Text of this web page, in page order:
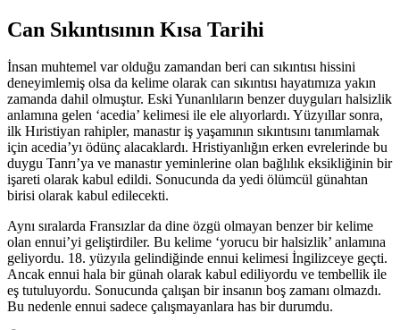
Can Sıkıntısının Kısa Tarihi
İnsan muhtemel var olduğu zamandan beri can sıkıntısı hissini
deneyimlemiş olsa da kelime olarak can sıkıntısı hayatımıza yakın
zamanda dahil olmuştur. Eski Yunanlıların benzer duyguları halsizlik
anlamına gelen ‘acedia’ kelimesi ile ele alıyorlardı. Yüzyıllar sonra,
ilk Hıristiyan rahipler, manastır iş yaşamının sıkıntısını tanımlamak
için acedia’yı ödünç alacaklardı. Hristiyanlığın erken evrelerinde bu
duygu Tanrı’ya ve manastır yeminlerine olan bağlılık eksikliğinin bir
işareti olarak kabul edildi. Sonucunda da yedi ölümcül günahtan
birisi olarak kabul edilecekti.
Aynı sıralarda Fransızlar da dine özgü olmayan benzer bir kelime
olan ennui’yi geliştirdiler. Bu kelime ‘yorucu bir halsizlik’ anlamına
geliyordu. 18. yüzyıla gelindiğinde ennui kelimesi İngilizceye geçti.
Ancak ennui hala bir günah olarak kabul ediliyordu ve tembellik ile
eş tutuluyordu. Sonucunda çalışan bir insanın boş zamanı olmazdı.
Bu nedenle ennui sadece çalışmayanlara has bir durumdu.